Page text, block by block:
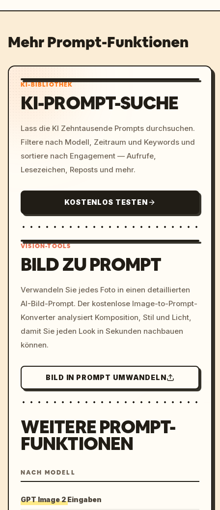
Mehr Prompt-Funktionen
KI-BIBLIOTHEK
KI-PROMPT-SUCHE
Lass die KI Zehntausende Prompts durchsuchen.
Filtere nach Modell, Zeitraum und Keywords und
sortiere nach Engagement — Aufrufe,
Lesezeichen, Reposts und mehr.
KOSTENLOS TESTEN
c, cyberpunk sunset, neon
colors, 8k --v 6.0
VISION-TOOLS
BILD ZU PROMPT
Verwandeln Sie jedes Foto in einen detaillierten
AI-Bild-Prompt. Der kostenlose Image-to-Prompt-
Konverter analysiert Komposition, Stil und Licht,
damit Sie jeden Look in Sekunden nachbauen
können.
BILD IN PROMPT UMWANDELN
WEITERE PROMPT-
FUNKTIONEN
NACH MODELL
GPT Image 2 Eingaben